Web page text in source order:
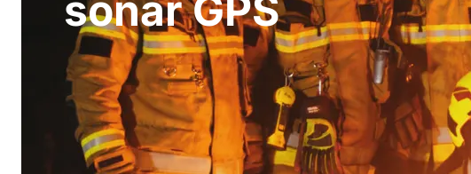
sonar GPS